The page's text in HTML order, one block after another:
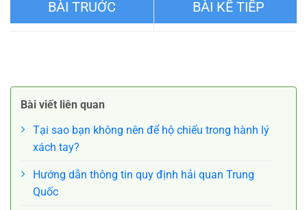
thường?
Bài viết liên quan
Tại sao bạn không nên để hộ chiếu trong hành lý
xách tay?
Hướng dẫn thông tin quy định hải quan Trung
Quốc